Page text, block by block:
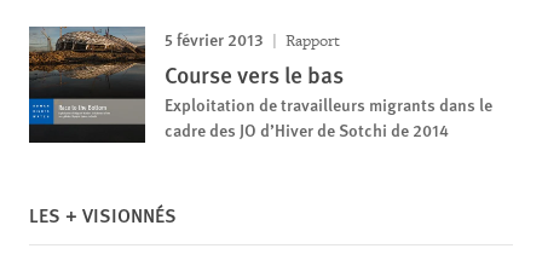
5 février 2013 Rapport
Course vers le bas
Exploitation de travailleurs migrants dans le
cadre des JO d’Hiver de Sotchi de 2014
LES + VISIONNÉS